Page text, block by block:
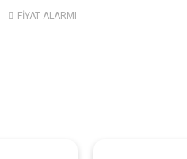
FİYAT ALARMI